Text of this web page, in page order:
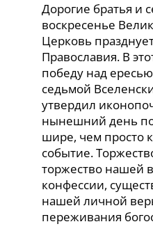
Дорогие братья и
воскресенье
Церковь
Православия. В
победу над
седьмой
утвердил
нынешний день
шире, чем просто
событие.
торжество нашей
конфессии,
нашей личной
переживания